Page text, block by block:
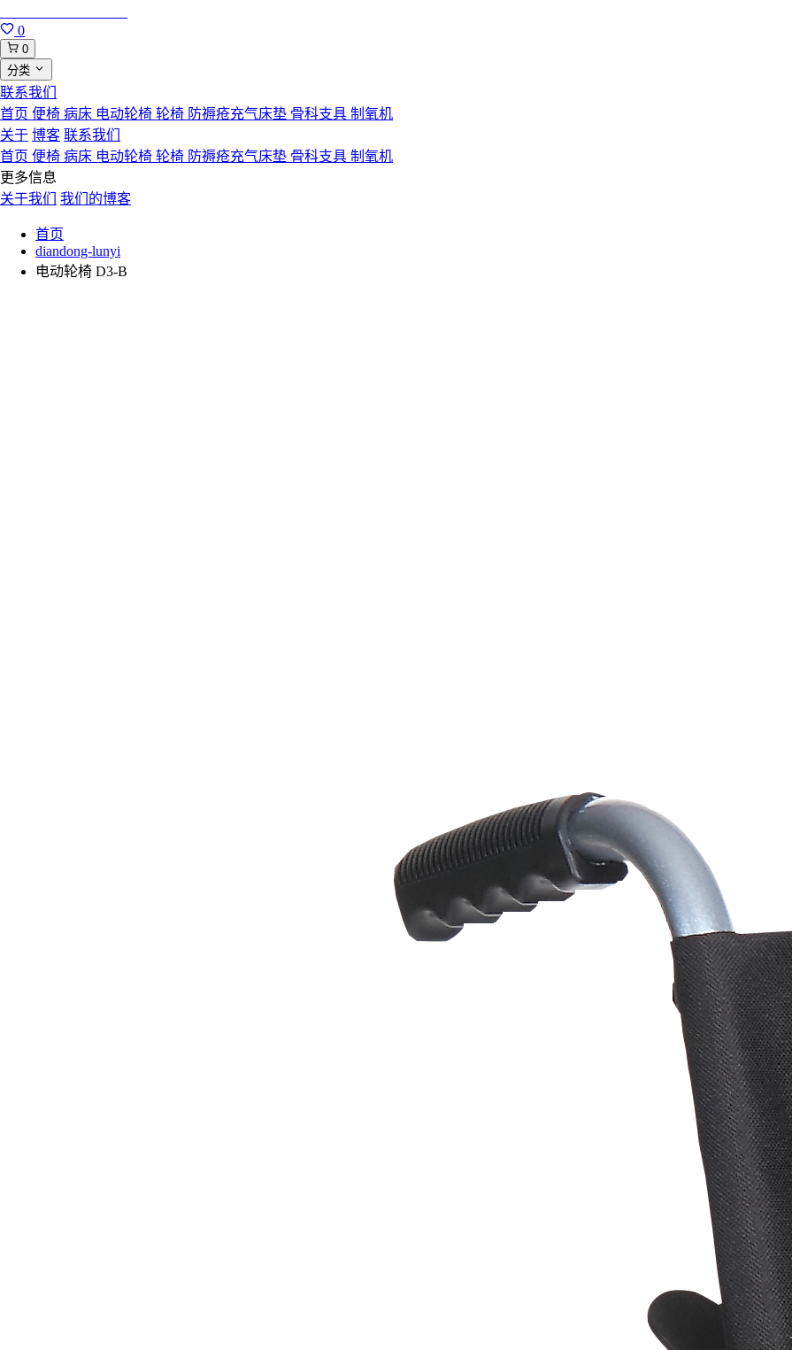
0
0
分类
联系我们
首页 便椅 病床 电动轮椅 轮椅 防褥疮充气床垫 骨科支具 制氧机
关于 博客 联系我们
首页 便椅 病床 电动轮椅 轮椅 防褥疮充气床垫 骨科支具 制氧机
更多信息
关于我们
我们的博客
首页
diandong-lunyi
电动轮椅 D3-B